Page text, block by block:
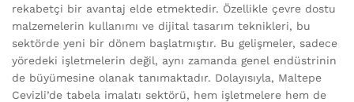
rekabetçi bir avantaj elde etmektedir. Özellikle çevre dostu
malzemelerin kullanımı ve dijital tasarım teknikleri, bu
sektörde yeni bir dönem başlatmıştır. Bu gelişmeler, sadece
yöredeki işletmelerin değil, aynı zamanda genel endüstrinin
de büyümesine olanak tanımaktadır. Dolayısıyla, Maltepe
Cevizli’de tabela imalatı sektörü, hem işletmelere hem de